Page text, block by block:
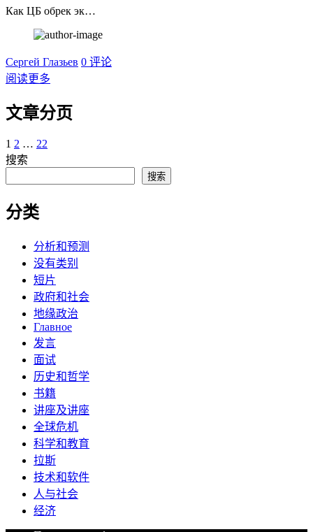
Как ЦБ обрек эк…
Сергей Глазьев 0 评论
阅读更多
文章分页
1 2 … 22
搜索
搜索
分类
分析和预测
没有类别
短片
政府和社会
地缘政治
Главное
发言
面试
历史和哲学
书籍
讲座及讲座
全球危机
科学和教育
拉斯
技术和软件
人与社会
经济